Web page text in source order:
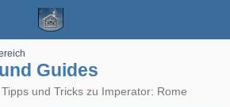
Guides
und Tricks zu Imperator: Rome